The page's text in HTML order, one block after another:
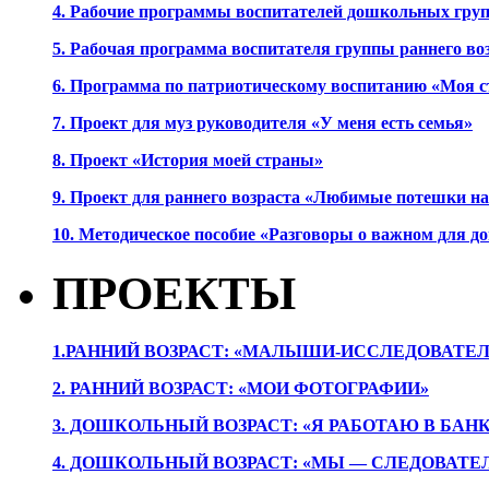
4. Рабочие программы воспитателей дошкольных
5. Рабочая программа воспитателя группы раннего
6. Программа по патриотическому воспитанию «Моя
7. Проект для муз руководителя «У меня есть семья»
8. Проект «История моей страны»
9. Проект для раннего возраста «Любимые потешки
10. Методическое пособие «Разговоры о важном для
ПРОЕКТЫ
1.РАННИЙ ВОЗРАСТ: «МАЛЫШИ-
2. РАННИЙ ВОЗРАСТ: «МОИ ФОТОГРАФИИ»
3. ДОШКОЛЬНЫЙ ВОЗРАСТ: «Я РАБОТАЮ В
4. ДОШКОЛЬНЫЙ ВОЗРАСТ: «МЫ —